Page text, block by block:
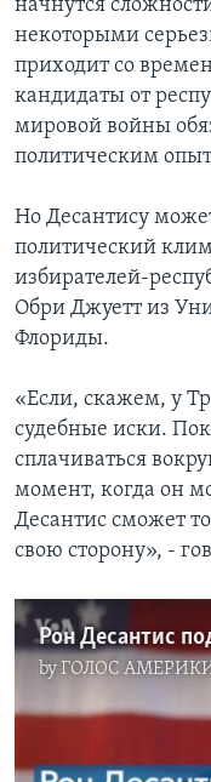
начнутся
некоторыми
приходит со
кандидаты от
мировой войны
политическим
Но Десантису
политический
избирателей-
Обри Джуетт из
Флориды.
«Если, скажем, у
судебные иски.
сплачиваться
момент, когда он
Десантис сможет
свою сторону», -
byГОЛОС
No